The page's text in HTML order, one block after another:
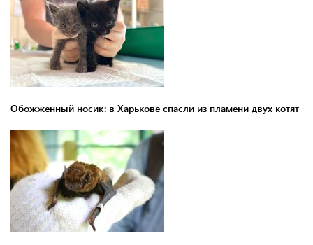
Обожженный носик: в Харькове спасли из пламени двух котят